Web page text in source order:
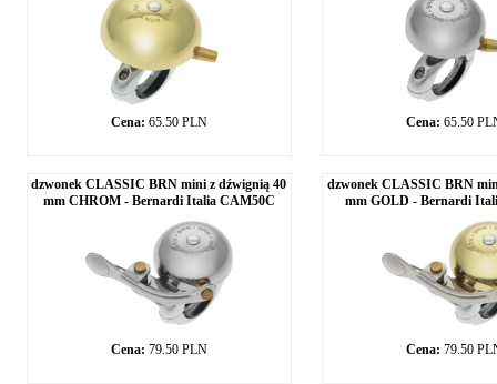
Cena: 65.50 PLN Cena: 65.50
dzwonek CLASSIC BRN mini z dźwignią 40
mm CHROM - Bernardi Italia CAM50C
Cena: 79.50 PLN
dzwonek CLASSIC BRN
mm GOLD - Bernardi
Cena: 79.50